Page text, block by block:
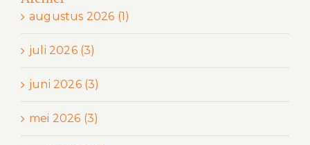
augustus 2026 (1)
juli 2026 (3)
juni 2026 (3)
mei 2026 (3)